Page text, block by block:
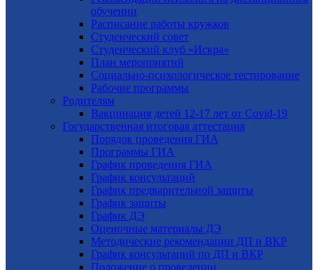
обучении
Расписание работы кружков
Студенческий совет
Студенческий клуб «Искра»
План мероприятий
Социально-психологическое тестирование
Рабочие программы
Родителям
Вакцинация детей 12-17 лет от Covid-19
Государственная итоговая аттестация
Порядок проведения ГИА
Программы ГИА
График проведения ГИА
График консультаций
График предварительной защиты
График защиты
График ДЭ
Оценочные материалы ДЭ
Методические рекомендации ДП и ВКР
График консультаций по ДП и ВКР
Положение о проведении